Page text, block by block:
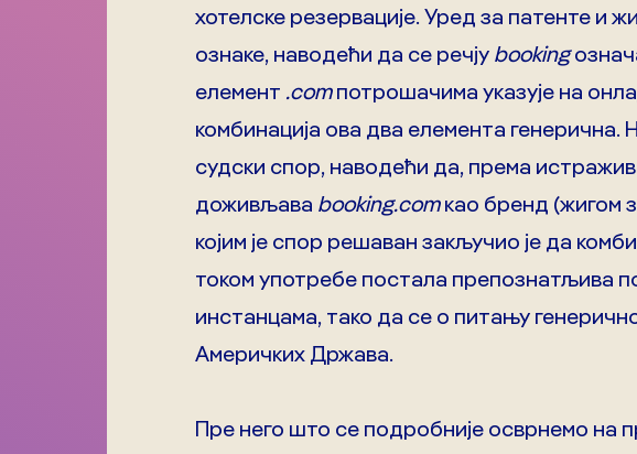
хотелске резервације. Уред за патенте и
ознаке, наводећи да се речју booking
елемент .comпотрошачима указује на
комбинација ова два елемента
судски спор, наводећи да, према
доживљава booking.comкао бренд (жигом
којим је спор решаван закључио је да
током употребе постала препознатљива
инстанцама, тако да се о питању
Америчких Држава.
Пре него што се подробније осврнемо на